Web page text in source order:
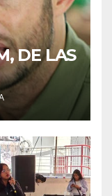
DE LAS